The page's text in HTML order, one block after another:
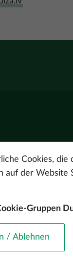
©
Cookies, die
auf der Website
Gruppen
/ Ablehnen